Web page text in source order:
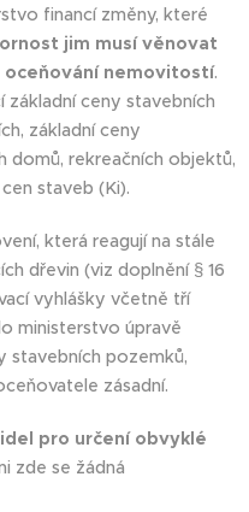
financí změny, které
jim musí věnovat
nemovitostí.
základní ceny stavebních
základní ceny
rekreačních objektů,
staveb (Ki).
která reagují na stále
dřevin (viz doplnění § 16
vyhlášky včetně tří
ministerstvo úpravě
stavebních pozemků,
zásadní.
pro určení obvyklé
zde se žádná